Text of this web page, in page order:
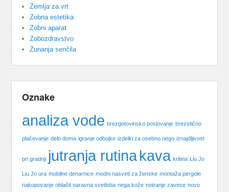
Zemlja za vrt
Zobna estetika
Zobni aparat
Zobozdravstvo
Zunanja senčila
Oznake
analiza vode brezgotovinsko poslovanje brezstično
plačevanje delo doma igranje odbojke izdelki za osebno nego iznajdljivost
pri gradnji jutranja rutinakava kritina Liu Jo
Liu Jo ura mobilne denarnice modni nasveti za ženske montaža pergole
nakupovanje oblačil naravna svetloba nega kože notranje zavese novo